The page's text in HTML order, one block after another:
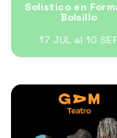
Solístico en
Bolsillo
17 JUL al 10